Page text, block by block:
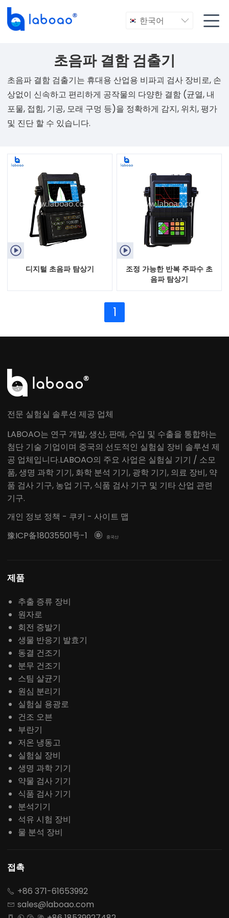
한국어  
초음파 결함 검출기
초음파 결함 검출기는 휴대용 산업용 비파괴 검사 장비로, 손
상없이 신속하고 편리하게 공작물의 다양한 결함 (균열, 내
포물, 접힘, 기공, 모래 구멍 등)을 정확하게 감지, 위치, 평가
및 진단 할 수 있습니다.

디지털 초음파 탐상기

조정 가능한 반복 주파수 초
음파 탐상기
1
전문 실험실 솔루션 제공 업체
LABOAO는 연구 개발, 생산, 판매, 수입 및 수출을 통합하는
첨단 기술 기업이며 중국의 선도적인 실험실 장비 솔루션 제
공 업체입니다.LABOAO의 주요 사업은 실험실 기기 / 소모
품, 생명 과학 기기, 화학 분석 기기, 광학 기기, 의료 장비, 약
품 검사 기구, 농업 기구, 식품 검사 기구 및 기타 산업 관련
기구.
개인 정보 정책 - 쿠키 - 사이트 맵
豫ICP备18035501号-1
 중국산
제품
추출 증류 장비
원자로
회전 증발기
생물 반응기 발효기
동결 건조기
분무 건조기
스팀 살균기
원심 분리기
실험실 용광로
건조 오븐
부란기
저온 냉동고
실험실 장비
생명 과학 기기
약물 검사 기기
식품 검사 기기
분석기기
석유 시험 장비
물 분석 장비
접촉
 +86 371-61653992
 sales@laboao.com